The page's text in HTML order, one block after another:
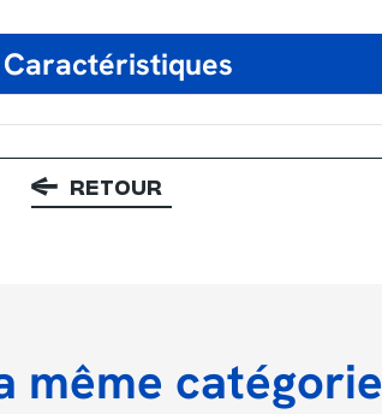
Caractéristiques
RETOUR
même catégorie